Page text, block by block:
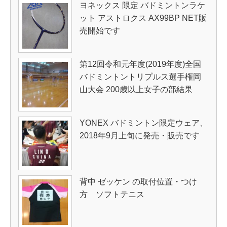
ヨネックス 限定 バドミントンラケ
ット アストロクス AX99BP NET販
売開始です
第12回令和元年度(2019年度)全国
バドミントントリプルス選手権岡
山大会 200歳以上女子の部結果
YONEX バドミントン限定ウェア、
2018年9月上旬に発売・販売です
背中 ゼッケン の取付位置・つけ
方 ソフトテニス